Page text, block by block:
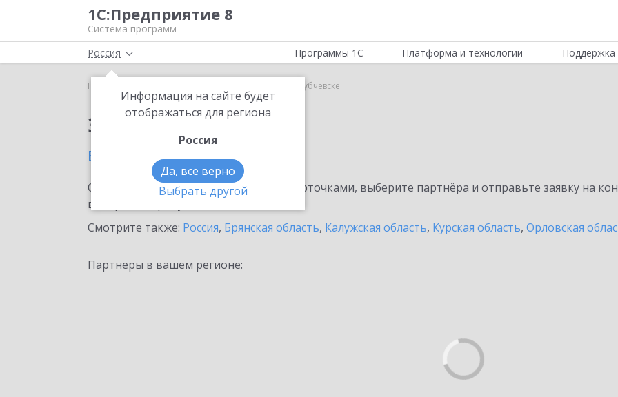
1С:Предприятие 8
Система программ
Россия
Информация на сайте будет
отображаться для региона
Россия
Да, все верно
Выбрать другой
Программы 1С Платформа и технологии Поддержка
Главная 1С:Линк в Трубчевске
Заказать 1С:Линк
в Трубчевске
Ознакомьтесь с информационными карточками, выберите партнёра и отправьте заявку на
внедрение продукта.
Смотрите также: Россия, Брянская область, Калужская область, Курская область, Орловская
Партнеры в вашем регионе: